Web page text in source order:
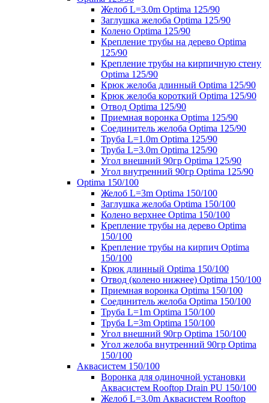
Желоб L=3.0m Optima 125/90
Заглушка желоба Optima 125/90
Колено Optima 125/90
Крепление трубы на дерево Optima
125/90
Крепление трубы на кирпичную стену
Optima 125/90
Крюк желоба длинный Optima 125/90
Крюк желоба короткий Optima 125/90
Отвод Optima 125/90
Приемная воронка Optima 125/90
Соединитель желоба Optima 125/90
Труба L=1.0m Optima 125/90
Труба L=3.0m Optima 125/90
Угол внешний 90гр Optima 125/90
Угол внутренний 90гр Optima 125/90
Optima 150/100
Желоб L=3m Optima 150/100
Заглушка желоба Optima 150/100
Колено верхнее Optima 150/100
Крепление трубы на дерево Optima
150/100
Крепление трубы на кирпич Optima
150/100
Крюк длинный Optima 150/100
Отвод (колено нижнее) Optima 150/100
Приемная воронка Optima 150/100
Соединитель желоба Optima 150/100
Труба L=1m Optima 150/100
Труба L=3m Optima 150/100
Угол внешний 90гр Optima 150/100
Угол желоба внутренний 90гр Optima
150/100
Аквасистем 150/100
Воронка для одиночной установки
Аквасистем Rooftop Drain PU 150/100
Желоб L=3.0m Аквасистем Rooftop